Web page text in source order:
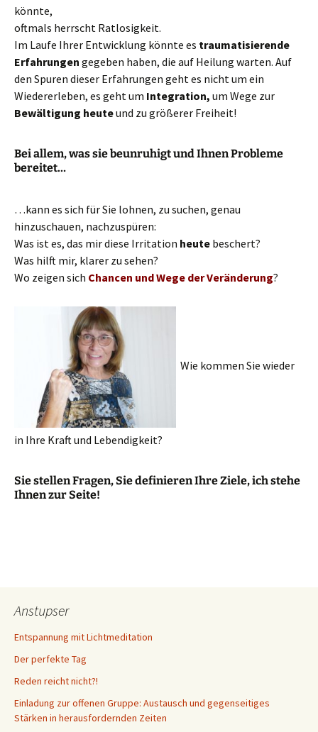
könnte,
oftmals herrscht Ratlosigkeit.
Im Laufe Ihrer Entwicklung könnte es traumatisierende
Erfahrungen gegeben haben, die auf Heilung warten. Auf
den Spuren dieser Erfahrungen geht es nicht um ein
Wiedererleben, es geht um Integration, um Wege zur
Bewältigung heuteund zu größerer Freiheit!
Bei allem, was sie beunruhigt und Ihnen Probleme
bereitet…
…kann es sich für Sie lohnen, zu suchen, genau
hinzuschauen, nachzuspüren:
Was ist es, das mir diese Irritation heute beschert?
Was hilft mir, klarer zu sehen?
Wo zeigen sich Chancen und Wege der Veränderung?
Wie kommen Sie wieder
in Ihre Kraft und Lebendigkeit?
Sie stellen Fragen, Sie definieren Ihre Ziele, ich stehe
Ihnen zur Seite!
Anstupser
Entspannung mit Lichtmeditation
Der perfekte Tag
Reden reicht nicht?!
Einladung zur offenen Gruppe: Austausch und gegenseitiges
Stärken in herausfordernden Zeiten